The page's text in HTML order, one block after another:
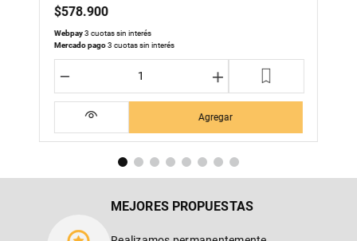
$578.900
Webpay3 cuotas sin interés
Mercado pago3 cuotas sin interés
＋
－
Agregar
MEJORES PROPUESTAS